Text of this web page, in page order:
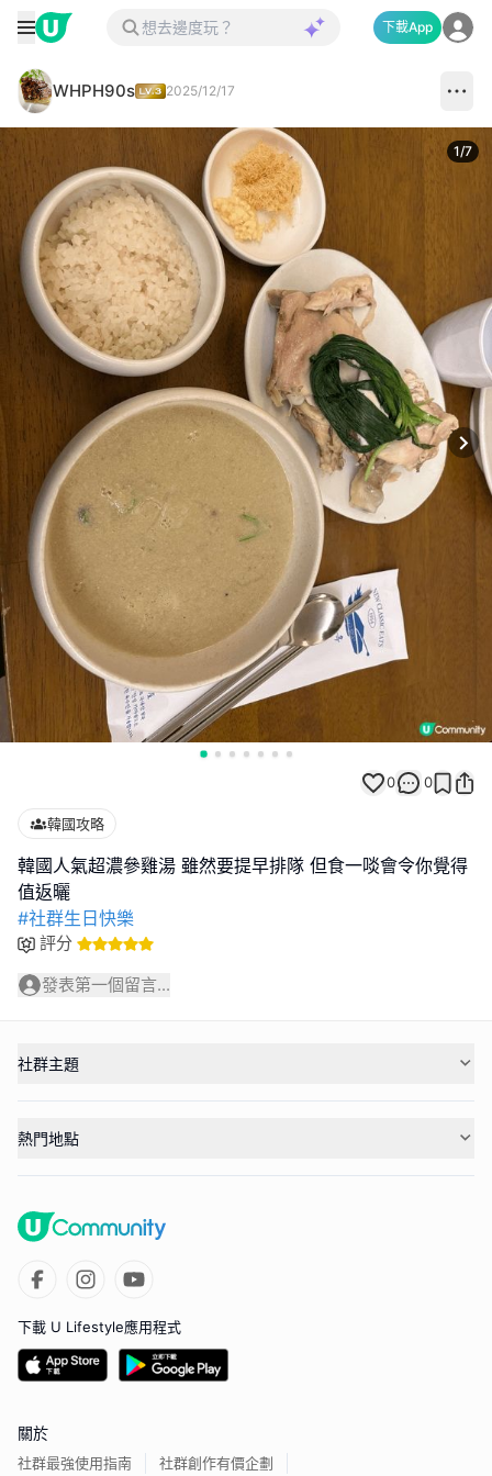
下載App
WHPH90s 2025/12/17
1/7
0 0
韓國攻略
韓國人氣超濃參雞湯 雖然要提早排隊 但食一啖會令你覺得
#社群生日快樂
評分
發表第一個留言...
社群主題
熱門地點
下載 U Lifestyle應用程式
關於
社群最強使用指南 社群創作有價企劃